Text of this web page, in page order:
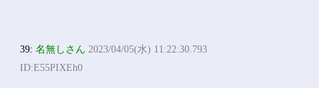
39:名無しさん 2023/04/05(水) 11:22:30.793
ID:E55PIXEh0